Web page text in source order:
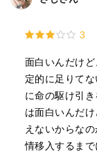
3
面白いんだけ
定的に足りて
に命の駆け引
は面白いんだ
えないからな
情移入するま